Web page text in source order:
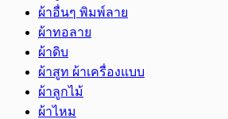
ผ้าอื่นๆ พิมพ์ลาย
ผ้าทอลาย
ผ้าดิบ
ผ้าสูท ผ้าเครื่องแบบ
ผ้าลูกไม้
ผ้าไหม